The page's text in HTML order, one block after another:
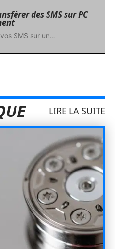
des SMS sur PC
SMS sur un…
LIRE LA SUITE